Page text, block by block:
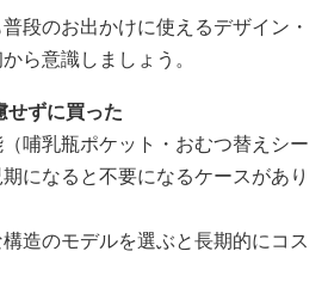
段のお出かけに使えるデザイン・
ら意識しましょう。
ずに買った
哺乳瓶ポケット・おむつ替えシー
になると不要になるケースがあり
造のモデルを選ぶと長期的にコス